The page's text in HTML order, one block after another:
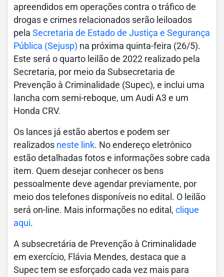
apreendidos em operações contra o tráfico de
drogas e crimes relacionados serão leiloados
pela Secretaria de Estado de Justiça e Segurança
Pública (Sejusp) na próxima quinta-feira (26/5).
Este será o quarto leilão de 2022 realizado pela
Secretaria, por meio da Subsecretaria de
Prevenção à Criminalidade (Supec), e inclui uma
lancha com semi-reboque, um Audi A3 e um
Honda CRV.
Os lances já estão abertos e podem ser
realizados neste link. No endereço eletrônico
estão detalhadas fotos e informações sobre cada
item. Quem desejar conhecer os bens
pessoalmente deve agendar previamente, por
meio dos telefones disponíveis no edital. O leilão
será on-line. Mais informações no edital, clique
aqui.
A subsecretária de Prevenção à Criminalidade
em exercício, Flávia Mendes, destaca que a
Supec tem se esforçado cada vez mais para